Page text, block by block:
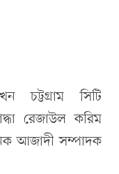
চট্টগ্রাম সিটি
রেজাউল করিম
আজাদী সম্পাদক